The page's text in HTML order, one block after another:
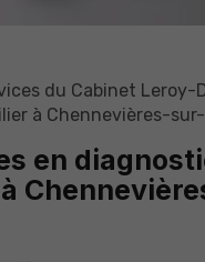
du Cabinet Leroy-
à Chennevières-
en